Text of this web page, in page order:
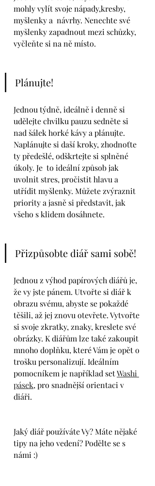
mohly vylít svoje nápady,kresby,
myšlenky a  návrhy. Nenechte své
myšlenky zapadnout mezi schůzky,
vyčleňte si na ně místo.
Plánujte!
Jednou týdně, ideálně i denně si
udělejte chvilku pauzu sedněte si
nad šálek horké kávy a plánujte.
Naplánujte si daší kroky, zhodnoťte
ty předešlé, odškrtejte si splněné
úkoly. Je  to ideální způsob jak
uvolnit stres, pročistit hlavu a
utřídit myšlenky. Můžete zvýraznit
priority a jasně si představit, jak
všeho s klidem dosáhnete.
Přizpůsobte diář sami sobě!
Jednou z výhod papírových diářů je,
že vy jste pánem. Utvořte si diář k
obrazu svému, abyste se pokaždé
těšili, až jej znovu otevřete. Vytvořte
si svoje zkratky, znaky, kreslete své
obrázky. K diářům lze také zakoupit
mnoho doplňku, které Vám je opět o
trošku personalizují. Ideálním
pomocníkem je například set Washi
pásek, pro snadnější orientaci v
diáři.
Jaký diář používáte Vy? Máte nějaké
tipy na jeho vedení? Podělte se s
námi :)